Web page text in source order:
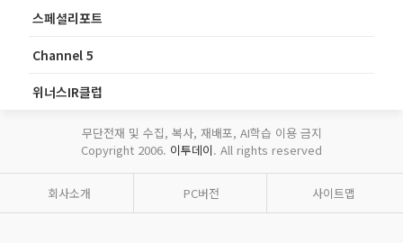
스페셜리포트
Channel 5
위너스IR클럽
무단전재 및 수집, 복사, 재배포, AI학습 이용 금지
Copyright 2006. 이투데이. All rights reserved
회사소개 PC버전 사이트맵